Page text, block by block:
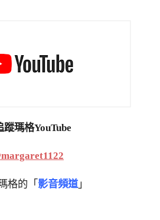
瑪格YouTube
格的「 影音頻道」